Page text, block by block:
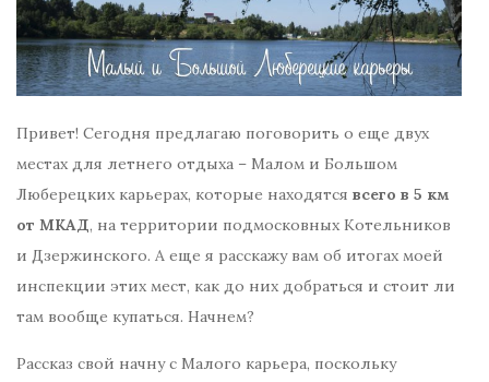
Привет! Сегодня предлагаю поговорить о еще двух
местах для летнего отдыха – Малом и Большом
Люберецких карьерах, которые находятся всего в 5 км
от МКАД, на территории подмосковных Котельников
и Дзержинского. А еще я расскажу вам об итогах моей
инспекции этих мест, как до них добраться и стоит ли
там вообще купаться. Начнем?
Рассказ свой начну с Малого карьера, поскольку